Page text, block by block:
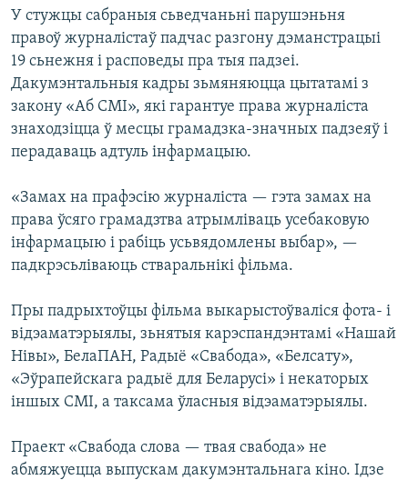
У стужцы сабраныя сьведчаньні парушэньня
правоў журналістаў падчас разгону дэманстрацыі
19 сьнежня і расповеды пра тыя падзеі.
Дакумэнтальныя кадры зьмяняюцца цытатамі з
закону «Аб СМІ», які гарантуе права журналіста
знаходзіцца ў месцы грамадзка-значных падзеяў і
перадаваць адтуль інфармацыю.
«Замах на прафэсію журналіста — гэта замах на
права ўсяго грамадзтва атрымліваць усебаковую
інфармацыю і рабіць усьвядомлены выбар», —
падкрэсьліваюць стваральнікі фільма.
Пры падрыхтоўцы фільма выкарыстоўваліся фота- і
відэаматэрыялы, зьнятыя карэспандэнтамі «Нашай
Нівы», БелаПАН, Радыё «Свабода», «Белсату»,
«Эўрапейскага радыё для Беларусі» і некаторых
іншых СМІ, а таксама ўласныя відэаматэрыялы.
Праект «Свабода слова — твая свабода» не
абмяжуецца выпускам дакумэнтальнага кіно. Ідзе